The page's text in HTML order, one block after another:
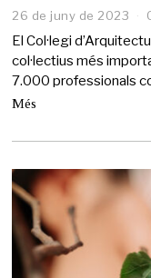
26 de juny de 2023
d
e
j
d
2
0
El Col·legi
col·lectius més
7.000 professionals
Més